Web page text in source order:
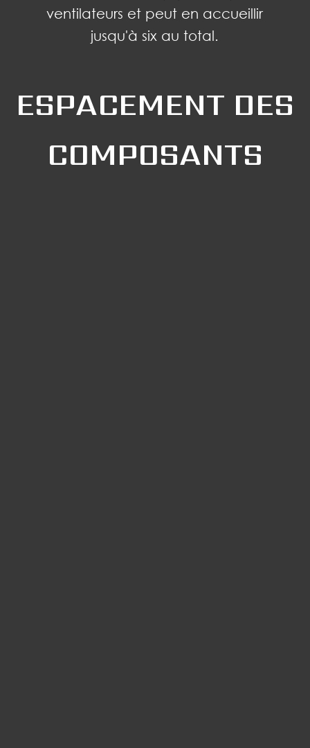
ventilateurs et peut en accueillir
jusqu'à six au total.
ESPACEMENT DES
COMPOSANTS